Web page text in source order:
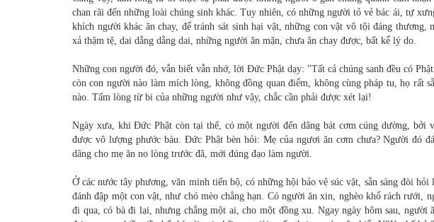
chan rãi đến những loài chúng sinh khác. Tuy nhiên, có những người tỏ vẻ bác ái, tự
khích người khác ăn chay, để tránh sát sinh hại vật, những con vật vô tội đáng thương,
xả thậm tệ, dai dẳng dằng dai, những người ăn mặn, chưa ăn chay được, bất kể lý do.
Những con người đó, vẫn biết vẫn nhớ, lời Ðức Phật dạy: "Tất cả chúng sanh đều có
còn con người nào làm mích lòng, không đồng quan điểm, không cùng pháp tu, họ rất
nào. Tấm lòng từ bi của những người như vậy, chắc cần phải được xét lại!
Ngày xưa, khi Ðức Phật còn tại thế, có một người đến dâng bát cơm cúng dường, bởi
được vô lượng phước báu. Ðức Phật bèn hỏi: Mẹ của ngươi ăn cơm chưa? Người đó
dâng cho mẹ ăn no lòng trước đã, mới đúng đạo làm người.
Ở các nước tây phương, văn minh tiến bộ, có những hội bảo vệ súc vật, sẵn sàng đòi
đánh đập một con vật, như chó mèo chẳng hạn. Có người ăn xin, nghèo khổ rách rưới,
đi qua, có bà đi lại, nhưng chẳng một ai, cho một đồng xu. Ngay ngày hôm sau, người